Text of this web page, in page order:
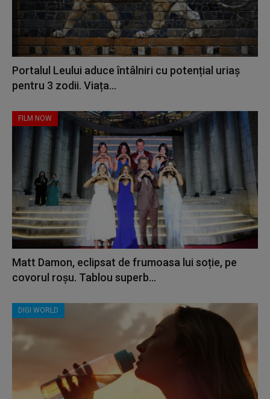
Portalul Leului aduce întâlniri cu potențial uriaș
pentru 3 zodii. Viața...
FILM NOW
Matt Damon, eclipsat de frumoasa lui soție, pe
covorul roșu. Tablou superb...
DIGI WORLD